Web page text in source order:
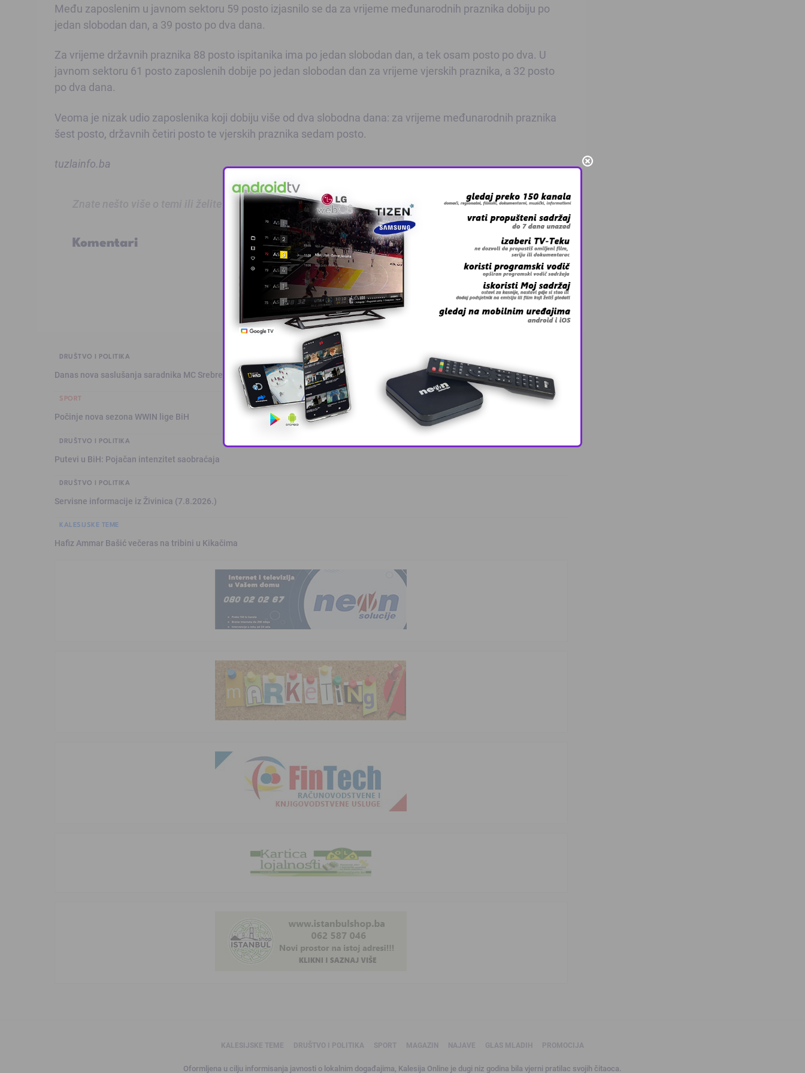
Među zaposlenim u javnom sektoru 59 posto izjasnilo se da za vrijeme međunarodnih praznika dobiju po
jedan slobodan dan, a 39 posto po dva dana.
Za vrijeme državnih praznika 88 posto ispitanika ima po jedan slobodan dan, a tek osam posto po dva. U
javnom sektoru 61 posto zaposlenih dobije po jedan slobodan dan za vrijeme vjerskih praznika, a 32 posto
po dva dana.
Veoma je nizak udio zaposlenika koji dobiju više od dva slobodna dana: za vrijeme međunarodnih praznika
šest posto, državnih četiri posto te vjerskih praznika sedam posto.
tuzlainfo.ba
Znate nešto više o temi ili želite prijaviti grešku u tekstu?
Komentari
DRUŠTVO I POLITIKA
Danas nova saslušanja saradnika MC Srebrenica
SPORT
Počinje nova sezona WWIN lige BiH
DRUŠTVO I POLITIKA
Putevi u BiH: Pojačan intenzitet saobraćaja
DRUŠTVO I POLITIKA
Servisne informacije iz Živinica (7.8.2026.)
KALESIJSKE TEME
Hafiz Ammar Bašić večeras na tribini u Kikačima
KALESIJSKE TEME DRUŠTVO I POLITIKA SPORT MAGAZIN NAJAVE GLAS MLADIH PROMOCIJA
Oformljena u cilju informisanja javnosti o lokalnim događajima, Kalesija Online je dugi niz godina bila vjerni pratilac svojih čitaoca.